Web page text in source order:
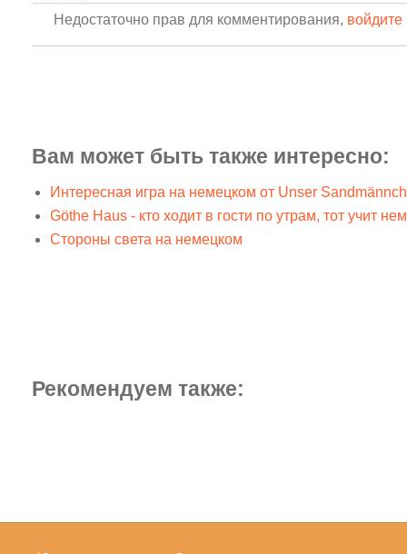
Недостаточно прав для комментирования, войдите
Вам может быть также интересно:
Интересная игра на немецком от Unser
Göthe Haus - кто ходит в гости по утрам, тот учит
Стороны света на немецком
Рекомендуем также: